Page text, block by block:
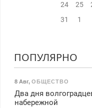
24
25
31
1
ПОПУЛЯРНО
8 Авг, ОБЩЕСТВО
Два дня
набережной